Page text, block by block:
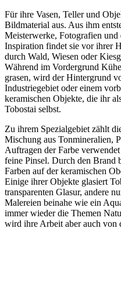
Für ihre Vasen, Teller und
Bildmaterial aus. Aus ihm
Meisterwerke, Fotografien und
Inspiration findet sie vor ihrer
durch Wald, Wiesen oder
Während im Vordergrund
grasen, wird der Hintergrund
Industriegebiet oder einem
keramischen Objekte, die ihr
Tobostai selbst.
Zu ihrem Spezialgebiet zählt
Mischung aus Tonmineralien,
Auftragen der Farbe
feine Pinsel. Durch den Brand
Farben auf der keramischen
Einige ihrer Objekte glasiert
transparenten Glasur, andere
Malereien beinahe wie ein
immer wieder die Themen
wird ihre Arbeit aber auch von